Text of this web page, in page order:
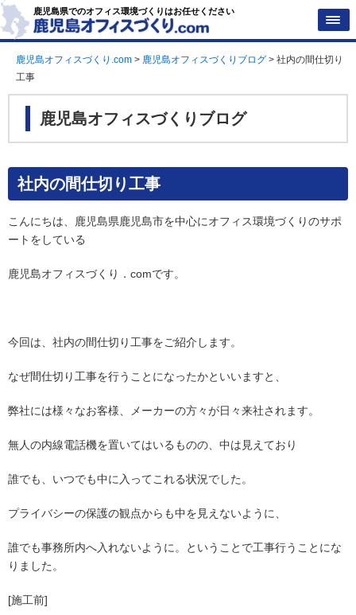
鹿児島県でのオフィス環境づくりはお任せください
鹿児島オフィスづくり.com > 鹿児島オフィスづくりブログ > 社内の間仕切り
工事
鹿児島オフィスづくりブログ
社内の間仕切り工事
こんにちは、鹿児島県鹿児島市を中心にオフィス環境づくりのサポ
ートをしている
鹿児島オフィスづくり．comです。
今回は、社内の間仕切り工事をご紹介します。
なぜ間仕切り工事を行うことになったかといいますと、
弊社には様々なお客様、メーカーの方々が日々来社されます。
無人の内線電話機を置いてはいるものの、中は見えており
誰でも、いつでも中に入ってこれる状況でした。
プライバシーの保護の観点からも中を見えないように、
誰でも事務所内へ入れないように。ということで工事行うことにな
りました。
[施工前]